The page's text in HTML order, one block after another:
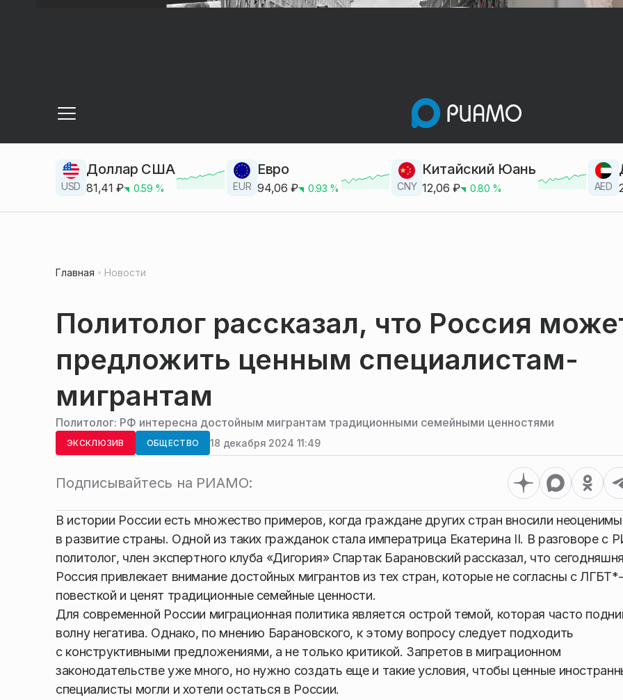
USD
Доллар США
81,41 ₽ 0.59 % EUR
Евро
94,06 ₽ 0.93 % CNY
Китайский Юань
12,06 ₽ 0.80 % AED
Главная Новости
Политолог рассказал, что Россия
предложить ценным специалистам-
мигрантам
Политолог: РФ интересна достойным мигрантам традиционными семейными ценностями
ЭКСКЛЮЗИВ ОБЩЕСТВО 18 декабря 2024 11:49
Подписывайтесь на РИАМО:
В истории России есть множество примеров, когда граждане других стран вносили
в развитие страны. Одной из таких гражданок стала императрица Екатерина II. В разговоре
политолог, член экспертного клуба «Дигория» Спартак Барановский рассказал, что
Россия привлекает внимание достойных мигрантов из тех стран, которые не согласны с ЛГБТ*-
повесткой и ценят традиционные семейные ценности.
Для современной России миграционная политика является острой темой, которая часто
волну негатива. Однако, по мнению Барановского, к этому вопросу следует подходить
с конструктивными предложениями, а не только критикой. Запретов в миграционном
законодательстве уже много, но нужно создать еще и такие условия, чтобы ценные
специалисты могли и хотели остаться в России.